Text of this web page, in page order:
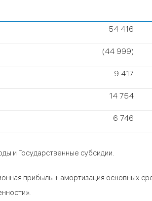
54 416
(44 999)
9 417
14 754
6 746
и Государственные субсидии.
прибыль + амортизация основных